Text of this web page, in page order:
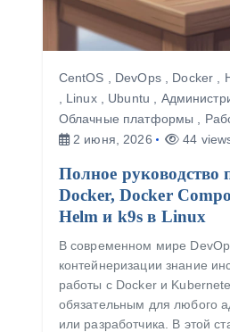
CentOS , DevOps, Docker ,
, Linux, Ubuntu ,
Облачные платформы ,
2 июня, 2026
44
Полное руководство
Docker, Docker
Helm и k9s в Linux
В современном мире
контейнеризации знание
работы с Docker и
обязательным для любого
или разработчика. В этой